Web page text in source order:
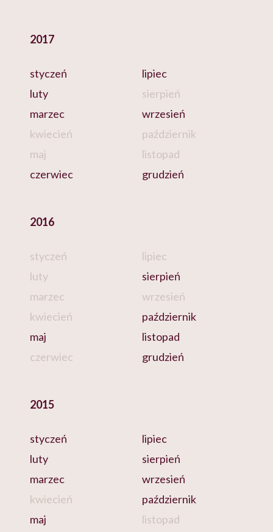
2017
styczeń
luty
marzec
kwiecień
maj
czerwiec
lipiec
sierpień
wrzesień
październik
listopad
grudzień
2016
styczeń
luty
marzec
kwiecień
maj
czerwiec
lipiec
sierpień
wrzesień
październik
listopad
grudzień
2015
styczeń
luty
marzec
kwiecień
maj
lipiec
sierpień
wrzesień
październik
listopad